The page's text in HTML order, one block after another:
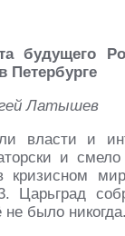
будущего
Петербурге
Латышев
власти и
и
кризисном
Царьград
не было никогда.